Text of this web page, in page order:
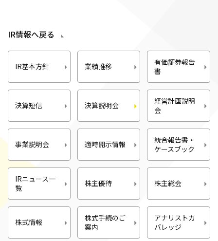
IR情報へ戻る
IR基本方針 業績推移
有価証券報告
書
決算短信 決算説明会
経営計画説明
会
事業説明会 適時開示情報
統合報告書・
ケースブック
IRニュース一
覧
株主優待 株主総会
株式情報
株式手続のご
案内
アナリストカ
バレッジ